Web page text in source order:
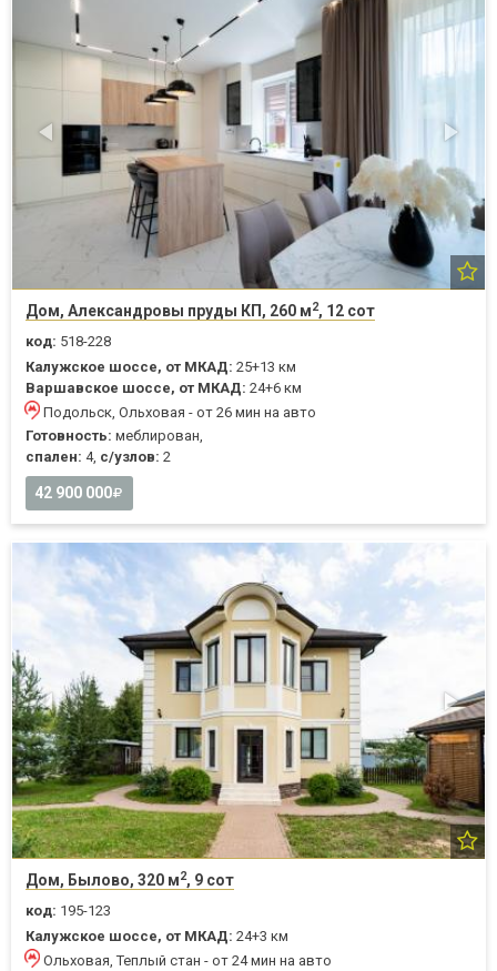
Дом, Александровы пруды КП, 260 м2, 12 сот
код: 518-228
Калужское шоссе, от МКАД: 25+13 км
Варшавское шоссе, от МКАД: 24+6 км
Подольск, Ольховая - от 26 мин на авто
Готовность: меблирован,
спален: 4, с/узлов: 2
42 900 000
Дом, Былово, 320 м2, 9 сот
код: 195-123
Калужское шоссе, от МКАД: 24+3 км
Ольховая, Теплый стан - от 24 мин на авто